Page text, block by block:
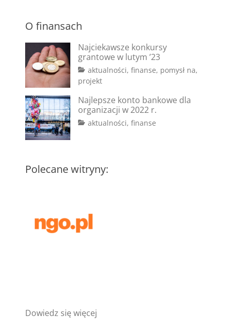
O finansach
Najciekawsze konkursy
grantowe w lutym ’23
Categories
aktualności, finanse, pomysł na,
projekt
#fundusze,
#granty,
#konkursy,
lutego
2023
Najlepsze konto bankowe dla
organizacji w 2022 r.
Categories
aktualności, finanse
Polecane witryny:
Dowiedz się więcej